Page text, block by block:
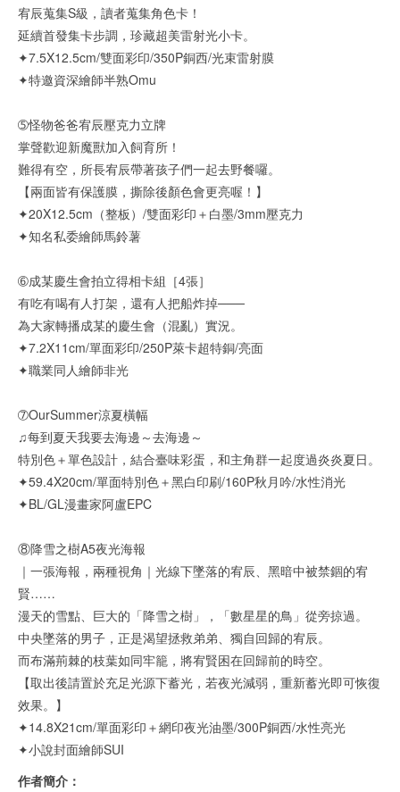
宥辰蒐集S級，讀者蒐集角色卡！
延續首發集卡步調，珍藏超美雷射光小卡。
✦7.5X12.5cm/雙面彩印/350P銅西/光束雷射膜
✦特邀資深繪師半熟Omu
➄怪物爸爸宥辰壓克力立牌
掌聲歡迎新魔獸加入飼育所！
難得有空，所長宥辰帶著孩子們一起去野餐囉。
【兩面皆有保護膜，撕除後顏色會更亮喔！】
✦20X12.5cm（整板）/雙面彩印＋白墨/3mm壓克力
✦知名私委繪師馬鈴薯
➅成某慶生會拍立得相卡組［4張］
有吃有喝有人打架，還有人把船炸掉───
為大家轉播成某的慶生會（混亂）實況。
✦7.2X11cm/單面彩印/250P萊卡超特銅/亮面
✦職業同人繪師非光
➆OurSummer涼夏橫幅
♫每到夏天我要去海邊～去海邊～
特別色＋單色設計，結合臺味彩蛋，和主角群一起度過炎炎夏日。
✦59.4X20cm/單面特別色＋黑白印刷/160P秋月吟/水性消光
✦BL/GL漫畫家阿盧EPC
⑧降雪之樹A5夜光海報
｜一張海報，兩種視角｜光線下墜落的宥辰、黑暗中被禁錮的宥
賢……
漫天的雪點、巨大的「降雪之樹」，「數星星的鳥」從旁掠過。
中央墜落的男子，正是渴望拯救弟弟、獨自回歸的宥辰。
而布滿荊棘的枝葉如同牢籠，將宥賢困在回歸前的時空。
【取出後請置於充足光源下蓄光，若夜光減弱，重新蓄光即可恢復
效果。】
✦14.8X21cm/單面彩印＋網印夜光油墨/300P銅西/水性亮光
✦小說封面繪師SUI
作者簡介：